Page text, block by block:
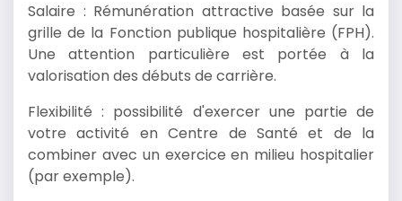
Salaire : Rémunération attractive basée sur la
grille de la Fonction publique hospitalière (FPH).
Une attention particulière est portée à la
valorisation des débuts de carrière.
Flexibilité : possibilité d'exercer une partie de
votre activité en Centre de Santé et de la
combiner avec un exercice en milieu hospitalier
(par exemple).